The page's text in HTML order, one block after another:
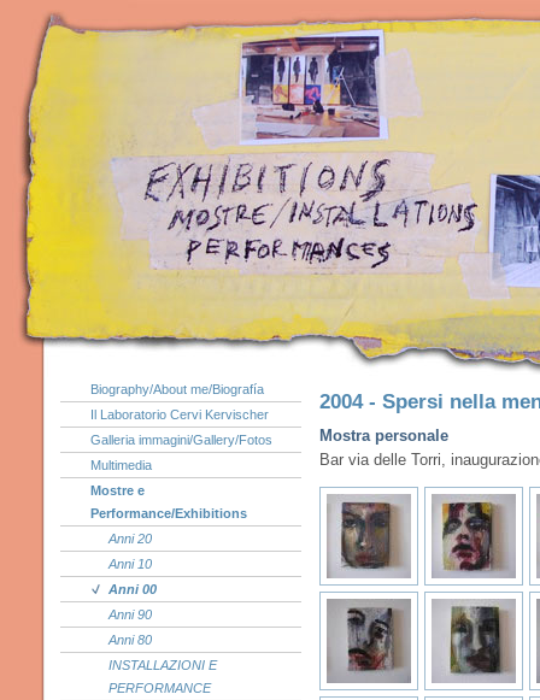
Biography/About me/Biografía
Il Laboratorio Cervi Kervischer
Galleria immagini/Gallery/Fotos
Multimedia
Mostre e
Performance/Exhibitions
Anni 20
Anni 10
Anni 00
Anni 90
Anni 80
INSTALLAZIONI E
PERFORMANCE
2004 - Spersi nella
Mostra personale
Bar via delle Torri,